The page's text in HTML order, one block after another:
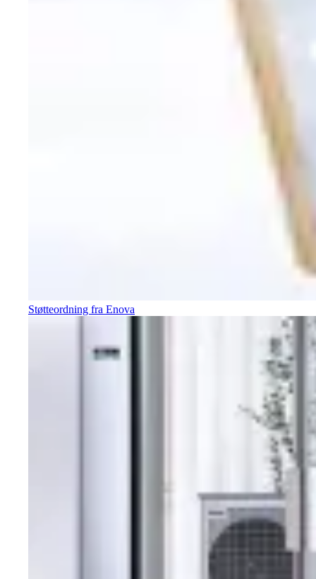
Støtteordning fra Enova